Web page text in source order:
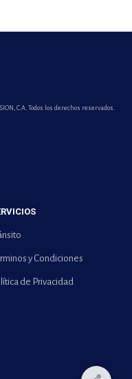
C.A. Todos los derechos reservados.
y Condiciones
de Privacidad